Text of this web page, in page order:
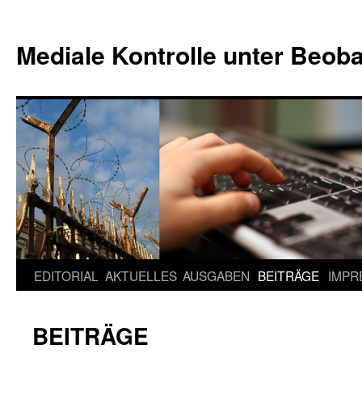
Mediale Kontrolle unter
Springe
Inhalt
EDITORIAL AKTUELLES AUSGABEN BEITRÄGE
BEITRÄGE